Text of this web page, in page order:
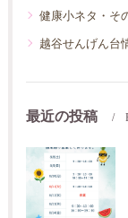
健康小ネタ・そ
越谷せんげん台
最近の投稿